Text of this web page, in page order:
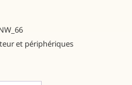
et périphériques